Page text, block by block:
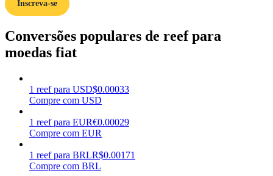
Aprenda como se manter lucrativo
Ganhar
Inscreva-se
Conversões populares de reef para
moedas fiat
1 reef para USD$0.00033
Compre com USD
1 reef para EUR€0.00029
Compre com EUR
1 reef para BRLR$0.00171
Compre com BRL